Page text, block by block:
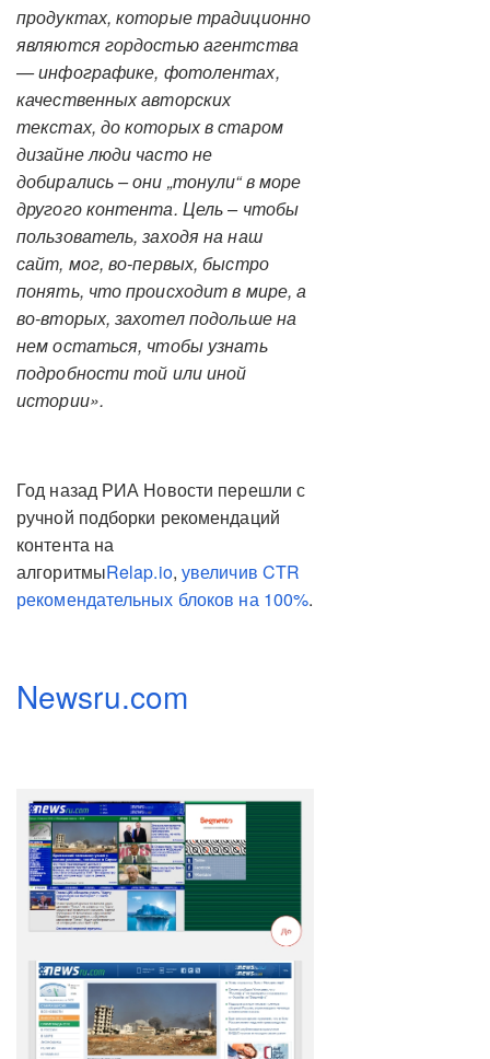
продуктах, которые традиционно
являются гордостью агентства
— инфографике, фотолентах,
качественных авторских
текстах, до которых в старом
дизайне люди часто не
добирались – они „тонули“ в море
другого контента. Цель – чтобы
пользователь, заходя на наш
сайт, мог, во-первых, быстро
понять, что происходит в мире, а
во-вторых, захотел подольше на
нем остаться, чтобы узнать
подробности той или иной
истории».
Год назад РИА Новости перешли с
ручной подборки рекомендаций
контента на
алгоритмыRelap.io, увеличив CTR
рекомендательных блоков на 100%.
Newsru.com